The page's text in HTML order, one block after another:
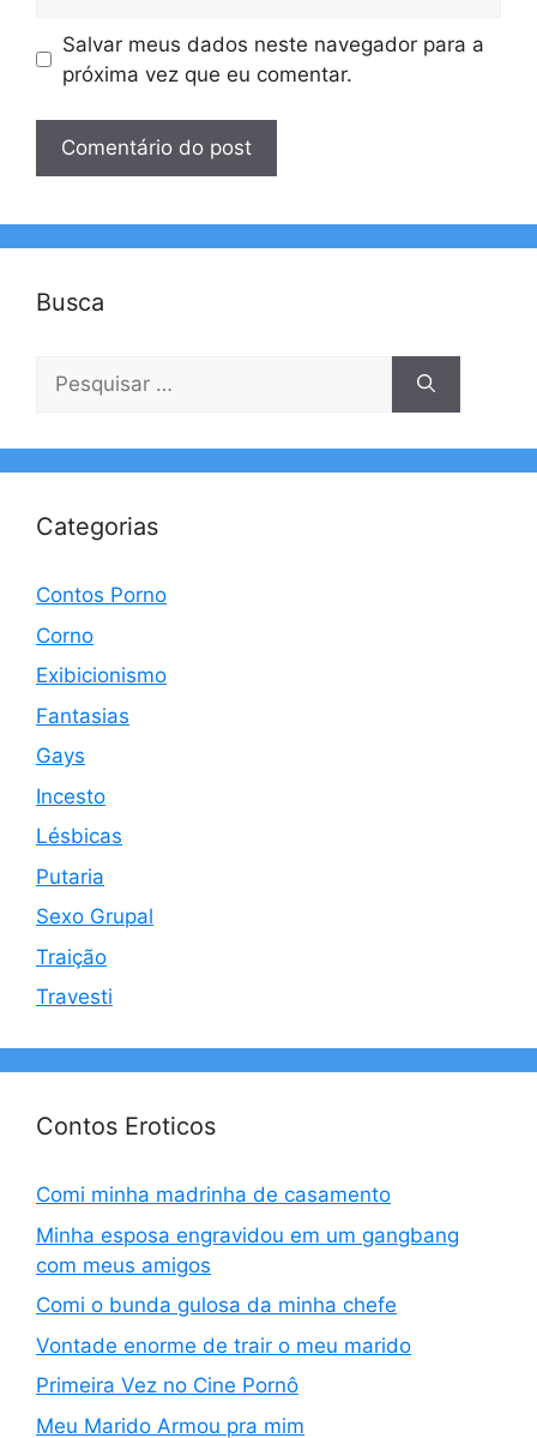
Salvar meus dados neste navegador para a
próxima vez que eu comentar.
Busca
Pesquisar
Categorias
Contos Porno
Corno
Exibicionismo
Fantasias
Gays
Incesto
Lésbicas
Putaria
Sexo Grupal
Traição
Travesti
Contos Eroticos
Comi minha madrinha de casamento
Minha esposa engravidou em um gangbang
com meus amigos
Comi o bunda gulosa da minha chefe
Vontade enorme de trair o meu marido
Primeira Vez no Cine Pornô
Meu Marido Armou pra mim